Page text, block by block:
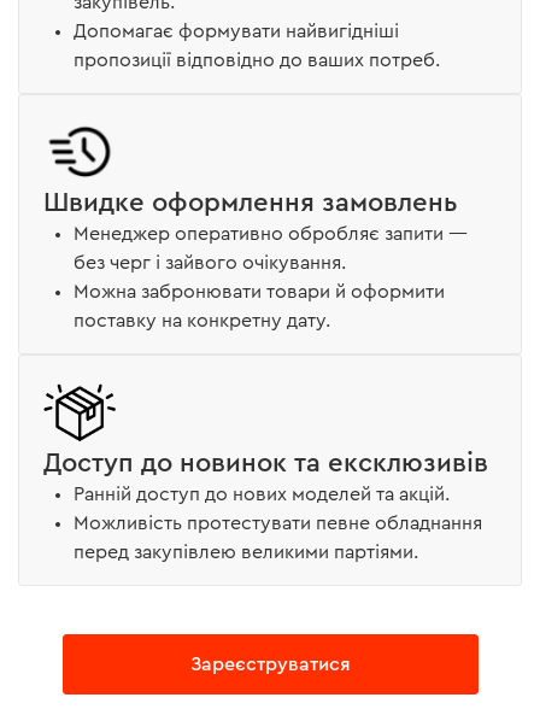
Допомагає формувати найвигідніші
пропозиції відповідно до ваших потреб.
Швидке оформлення замовлень
Менеджер оперативно обробляє запити —
без черг і зайвого очікування.
Можна забронювати товари й оформити
поставку на конкретну дату.
Доступ до новинок та ексклюзивів
Ранній доступ до нових моделей та акцій.
Можливість протестувати певне обладнання
перед закупівлею великими партіями.
Зареєструватися